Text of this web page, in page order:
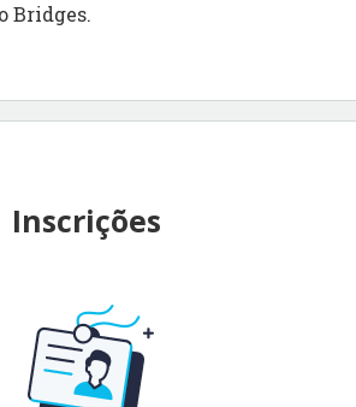
Bridges.
Inscrições